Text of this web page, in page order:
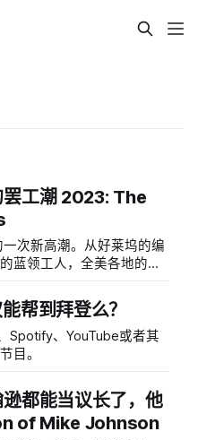
工潮 2023: The
次新高潮。从好莱坞的编
蓝领工人，全美各地的工
下，这些努力为工人阶级
争取到了更多的利润分
帮到拜登么？
Spotify、YouTube或者其
目。
都能当议长了，他
of Mike Johnson